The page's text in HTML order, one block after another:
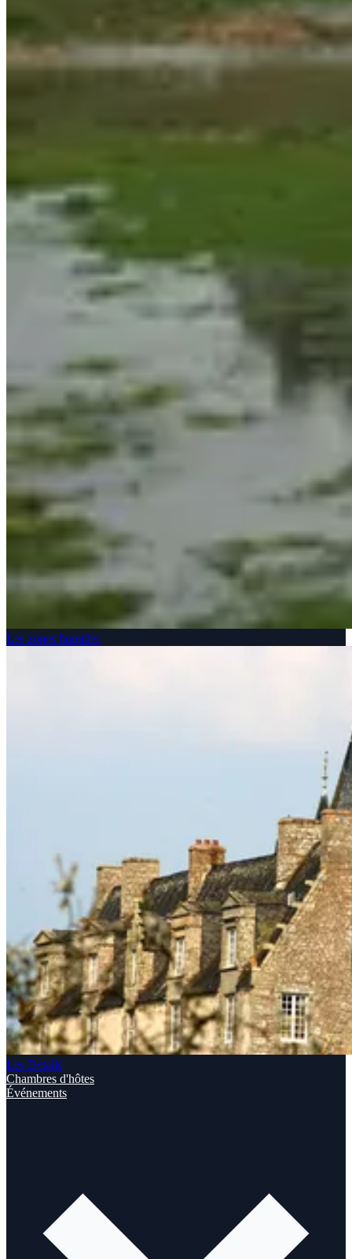
Les zones humides
Les Details
Chambres d'hôtes
Événements